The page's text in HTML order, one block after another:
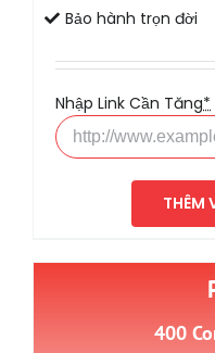
Bảo hành trọn đời
Nhập Link Cần Tăng*
THÊM
400